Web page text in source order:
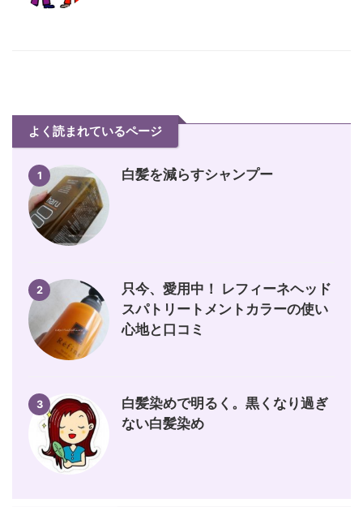
よく読まれているページ
1 白髪を減らすシャンプー
2
只今、愛用中！ レフィーネヘッド
スパトリートメントカラーの使い
心地と口コミ
3
白髪染めで明るく。黒くなり過ぎ
ない白髪染め